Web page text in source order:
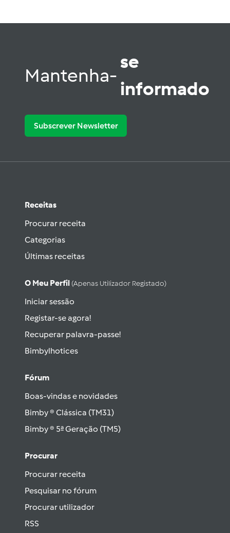
Mantenha-
se
informado
Subscrever Newsletter
Receitas
Procurar receita
Categorias
Últimas receitas
O Meu Perfil (apenas Utilizador Registado)
Iniciar sessão
Registar-se agora!
Recuperar palavra-passe!
Bimbylhotices
Fórum
Boas-vindas e novidades
Bimby ® Clássica (TM31)
Bimby ® 5ª Geração (TM5)
Procurar
Procurar receita
Pesquisar no fórum
Procurar utilizador
RSS